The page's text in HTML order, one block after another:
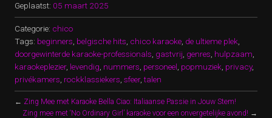
Geplaatst: 05 maart 2025
Categorie: chico
Tags: beginners belgische hits chico karaoke de ultieme plek
doorgewinterde karaoke-professionals gastvrij genres hulpzaam
karaokeplezier, levendig nummers personeel popmuziek privacy,
privékamers rockklassiekers sfeer,talen
← Zing Mee met Karaoke Bella Ciao: Italiaanse Passie in Jouw Stem!
Zing mee met ‘No Ordinary Girl’ karaoke voor een onvergetelijke avond! →